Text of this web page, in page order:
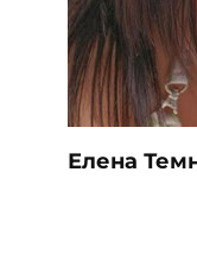
Елена